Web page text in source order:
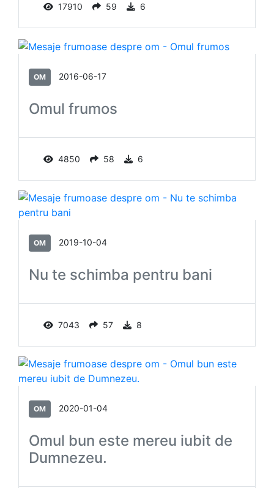
17910 59 6
OM 2016-06-17
Omul frumos
4850 58 6
OM 2019-10-04
Nu te schimba pentru bani
7043 57 8
OM 2020-01-04
Omul bun este mereu iubit de
Dumnezeu.